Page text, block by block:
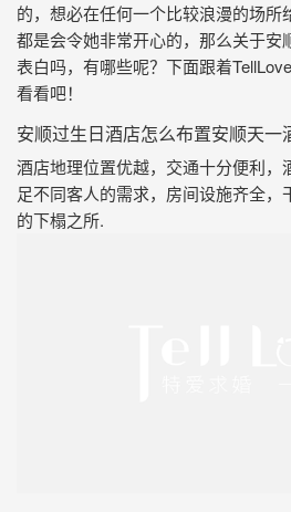
的，想必在任何一个比较浪漫的场所
都是会令她非常开心的，那么关于安
表白吗，有哪些呢？下面跟着
看看吧！
安顺过生日酒店怎么布置安顺天一
酒店地理位置优越，交通十分便利，
足不同客人的需求，房间设施齐全，
的下榻之所.